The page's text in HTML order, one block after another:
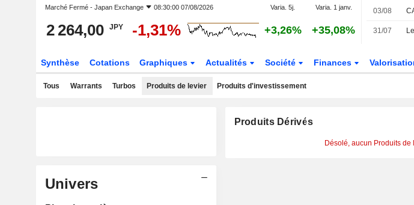
Marché Fermé - Japan Exchange 08:30:00 07/08/2026 Varia. 5j. Varia. 1 janv.
2 264,00 JPY -1,31% +3,26% +35,08%
03/08
31/07
Synthèse Cotations Graphiques Actualités Société Finances
Tous Warrants Turbos Produits de levier Produits d'investissement
Univers
Produits Dérivés
Désolé, aucun Produits